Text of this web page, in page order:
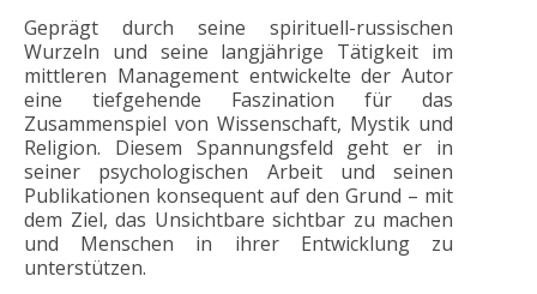
Geprägt durch seine spirituell-russischen
Wurzeln und seine langjährige Tätigkeit im
mittleren Management entwickelte der Autor
eine tiefgehende Faszination für das
Zusammenspiel von Wissenschaft, Mystik und
Religion. Diesem Spannungsfeld geht er in
seiner psychologischen Arbeit und seinen
Publikationen konsequent auf den Grund – mit
dem Ziel, das Unsichtbare sichtbar zu machen
und Menschen in ihrer Entwicklung zu
unterstützen.